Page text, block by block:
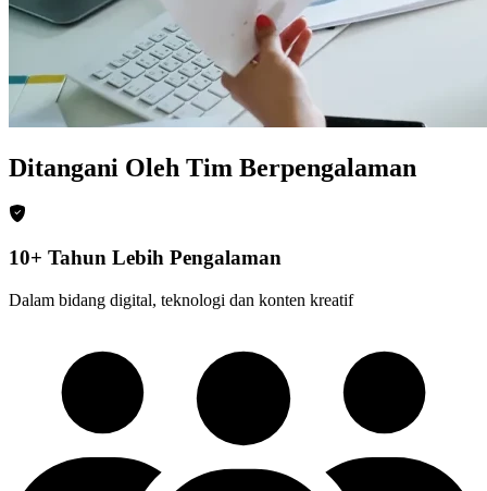
Ditangani Oleh Tim Berpengalaman
10+ Tahun Lebih Pengalaman
Dalam bidang digital, teknologi dan konten kreatif